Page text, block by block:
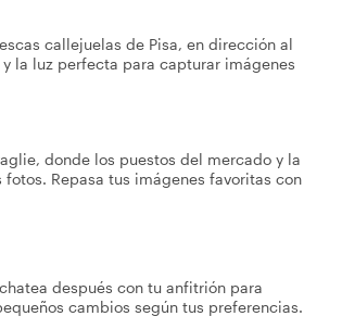
callejuelas de Pisa, en dirección al
la luz perfecta para capturar imágenes
donde los puestos del mercado y la
Repasa tus imágenes favoritas con
después con tu anfitrión para
cambios según tus preferencias.